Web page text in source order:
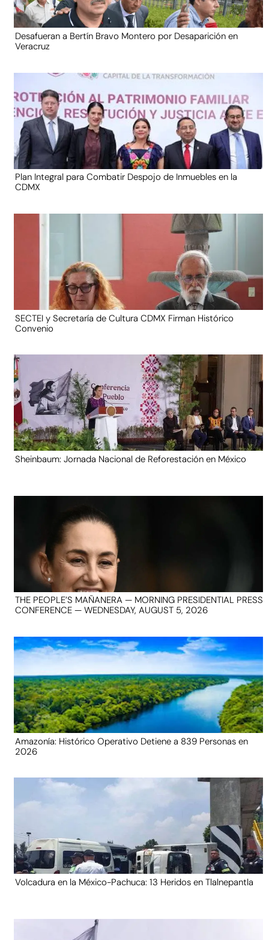
Desafueran a Bertín Bravo Montero por Desaparición en
Veracruz
Plan Integral para Combatir Despojo de Inmuebles en la
CDMX
SECTEI y Secretaría de Cultura CDMX Firman Histórico
Convenio
Sheinbaum: Jornada Nacional de Reforestación en México
THE PEOPLE’S MAÑANERA — MORNING PRESIDENTIAL PRESS
CONFERENCE — WEDNESDAY, AUGUST 5, 2026
Amazonía: Histórico Operativo Detiene a 839 Personas en
2026
Volcadura en la México-Pachuca: 13 Heridos en Tlalnepantla